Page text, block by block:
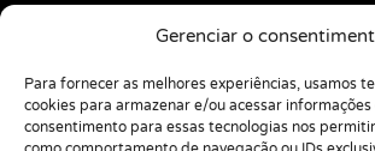
Gerenciar o
Para fornecer as melhores experiências, usamos
cookies para armazenar e/ou acessar
consentimento para essas tecnologias nos